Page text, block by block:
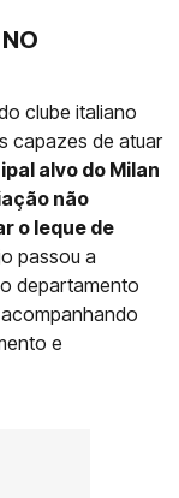
clube italiano
capazes de atuar
alvo do Milan
não
o leque de
passou a
departamento
e